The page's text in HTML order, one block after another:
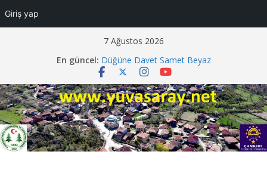
Giriş yap
7 Ağustos 2026
En güncel: Düğüne Davet Samet Beyaz
Vefat Ayşe Tiryaki
Vefat Fazlı Sarı
Vefat Mecit Tenbel
Davetiye Faruk Darendeli